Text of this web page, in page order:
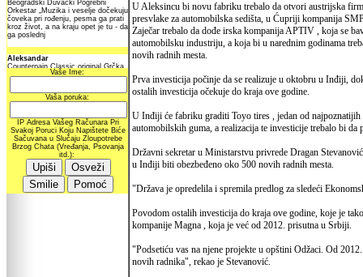
U Aleksincu bi novu fabriku trebalo da otvori austrijska
presvlake za automobilska sedišta, u Ćupriji kompanija
Zaječar trebalo da dođe irska kompanija APTIV , koja se
automobilsku industriju, a koja bi u narednim godinama
novih radnih mesta.
Prva investicija počinje da se realizuje u oktobru u Inđiji,
ostalih investicija očekuje do kraja ove godine.
U Inđiji će fabriku graditi Toyo tires , jedan od najpoznatijih
automobilskih guma, a realizacija te investicije trebalo bi da
Državni sekretar u Ministarstvu privrede Dragan
u Inđiji biti obezbeđeno oko 500 novih radnih mesta.
"Država je opredelila i spremila predlog za sledeći
Povodom ostalih investicija do kraja ove godine, koje je
kompanije Magna , koja je već od 2012. prisutna u Srbiji.
"Podsetiću vas na njene projekte u opštini Odžaci. Od
novih radnika", rekao je Stevanović.